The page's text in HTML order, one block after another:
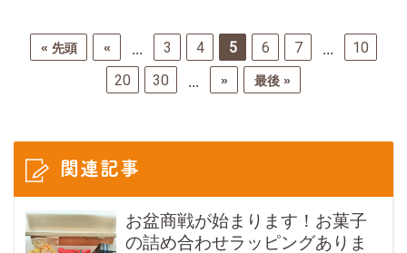
« 先頭 « ... 3 4 5 6 7 ...
10
20
30 ... » 最後 »
関連記事
お盆商戦が始まります！お菓子
の詰め合わせラッピングありま